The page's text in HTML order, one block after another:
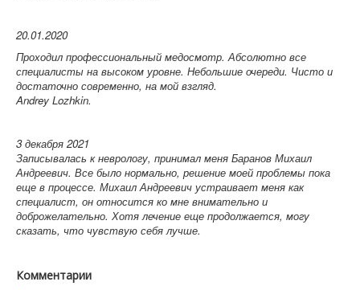
20.01.2020
Проходил профессиональный медосмотр. Абсолютно все
специалисты на высоком уровне. Небольшие очереди. Чисто и
достаточно современно, на мой взгляд.
Andrey Lozhkin.
3 декабря 2021
Записывалась к неврологу, принимал меня Баранов Михаил
Андреевич. Все было нормально, решение моей проблемы пока
еще в процессе. Михаил Андреевич устраивает меня как
специалист, он относится ко мне внимательно и
доброжелательно. Хотя лечение еще продолжается, могу
сказать, что чувствую себя лучше.
Комментарии